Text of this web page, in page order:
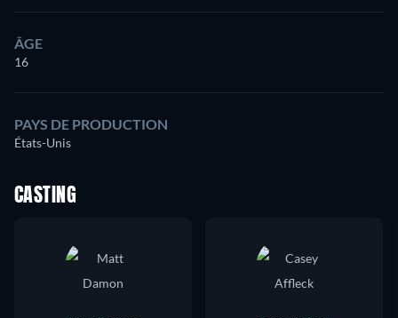
ÂGE
16
PAYS DE PRODUCTION
États-Unis
CASTING